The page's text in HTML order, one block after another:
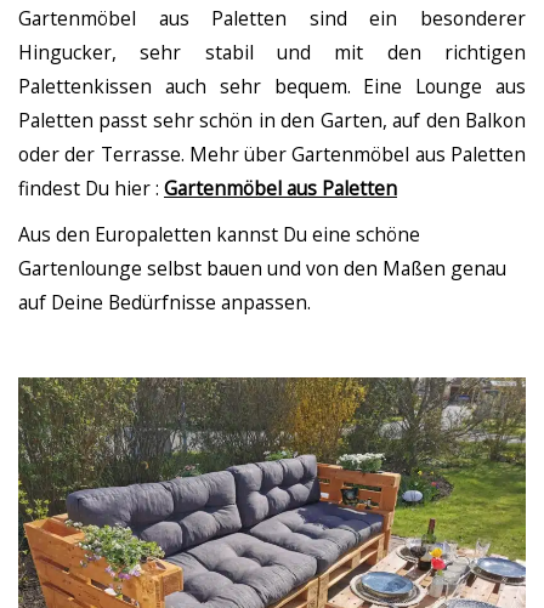
Gartenmöbel aus Paletten sind ein besonderer
Hingucker, sehr stabil und mit den richtigen
Palettenkissen auch sehr bequem. Eine Lounge aus
Paletten passt sehr schön in den Garten, auf den Balkon
oder der Terrasse. Mehr über Gartenmöbel aus Paletten
findest Du hier : Gartenmöbel aus Paletten
Aus den Europaletten kannst Du eine schöne
Gartenlounge selbst bauen und von den Maßen genau
auf Deine Bedürfnisse anpassen.